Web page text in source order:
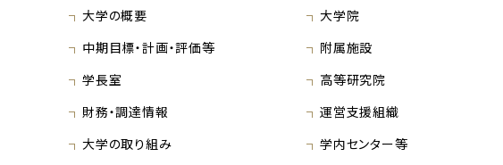
大学の概要
中期目標・計画・評価等
学長室
財務・調達情報
大学の取り組み
大学院
附属施設
高等研究院
運営支援組織
学内センター等